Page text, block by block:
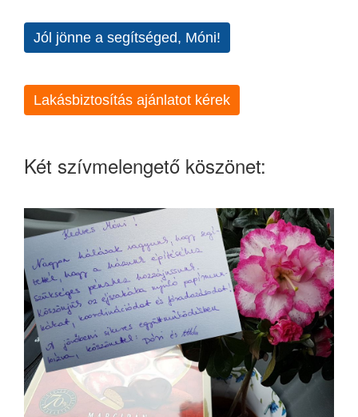
Jól jönne a segítséged, Móni!
Lakásbiztosítás ajánlatot kérek
Két szívmelengető köszönet: